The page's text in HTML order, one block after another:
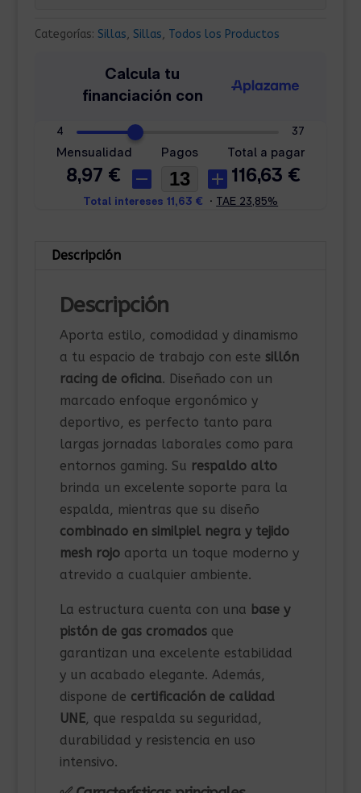
cantidad
Categorías: Sillas, Sillas, Todos los Productos
Descripción
Descripción
Aporta estilo, comodidad y dinamismo
a tu espacio de trabajo con este sillón
racing de oficina. Diseñado con un
marcado enfoque ergonómico y
deportivo, es perfecto tanto para
largas jornadas laborales como para
entornos gaming. Su respaldo alto
brinda un excelente soporte para la
espalda, mientras que su diseño
combinado en similpiel negra y tejido
mesh rojoaporta un toque moderno y
atrevido a cualquier ambiente.
La estructura cuenta con una base y
pistón de gas cromadosque
garantizan una excelente estabilidad
y un acabado elegante. Además,
dispone de certificación de calidad
UNE, que respalda su seguridad,
durabilidad y resistencia en uso
intensivo.